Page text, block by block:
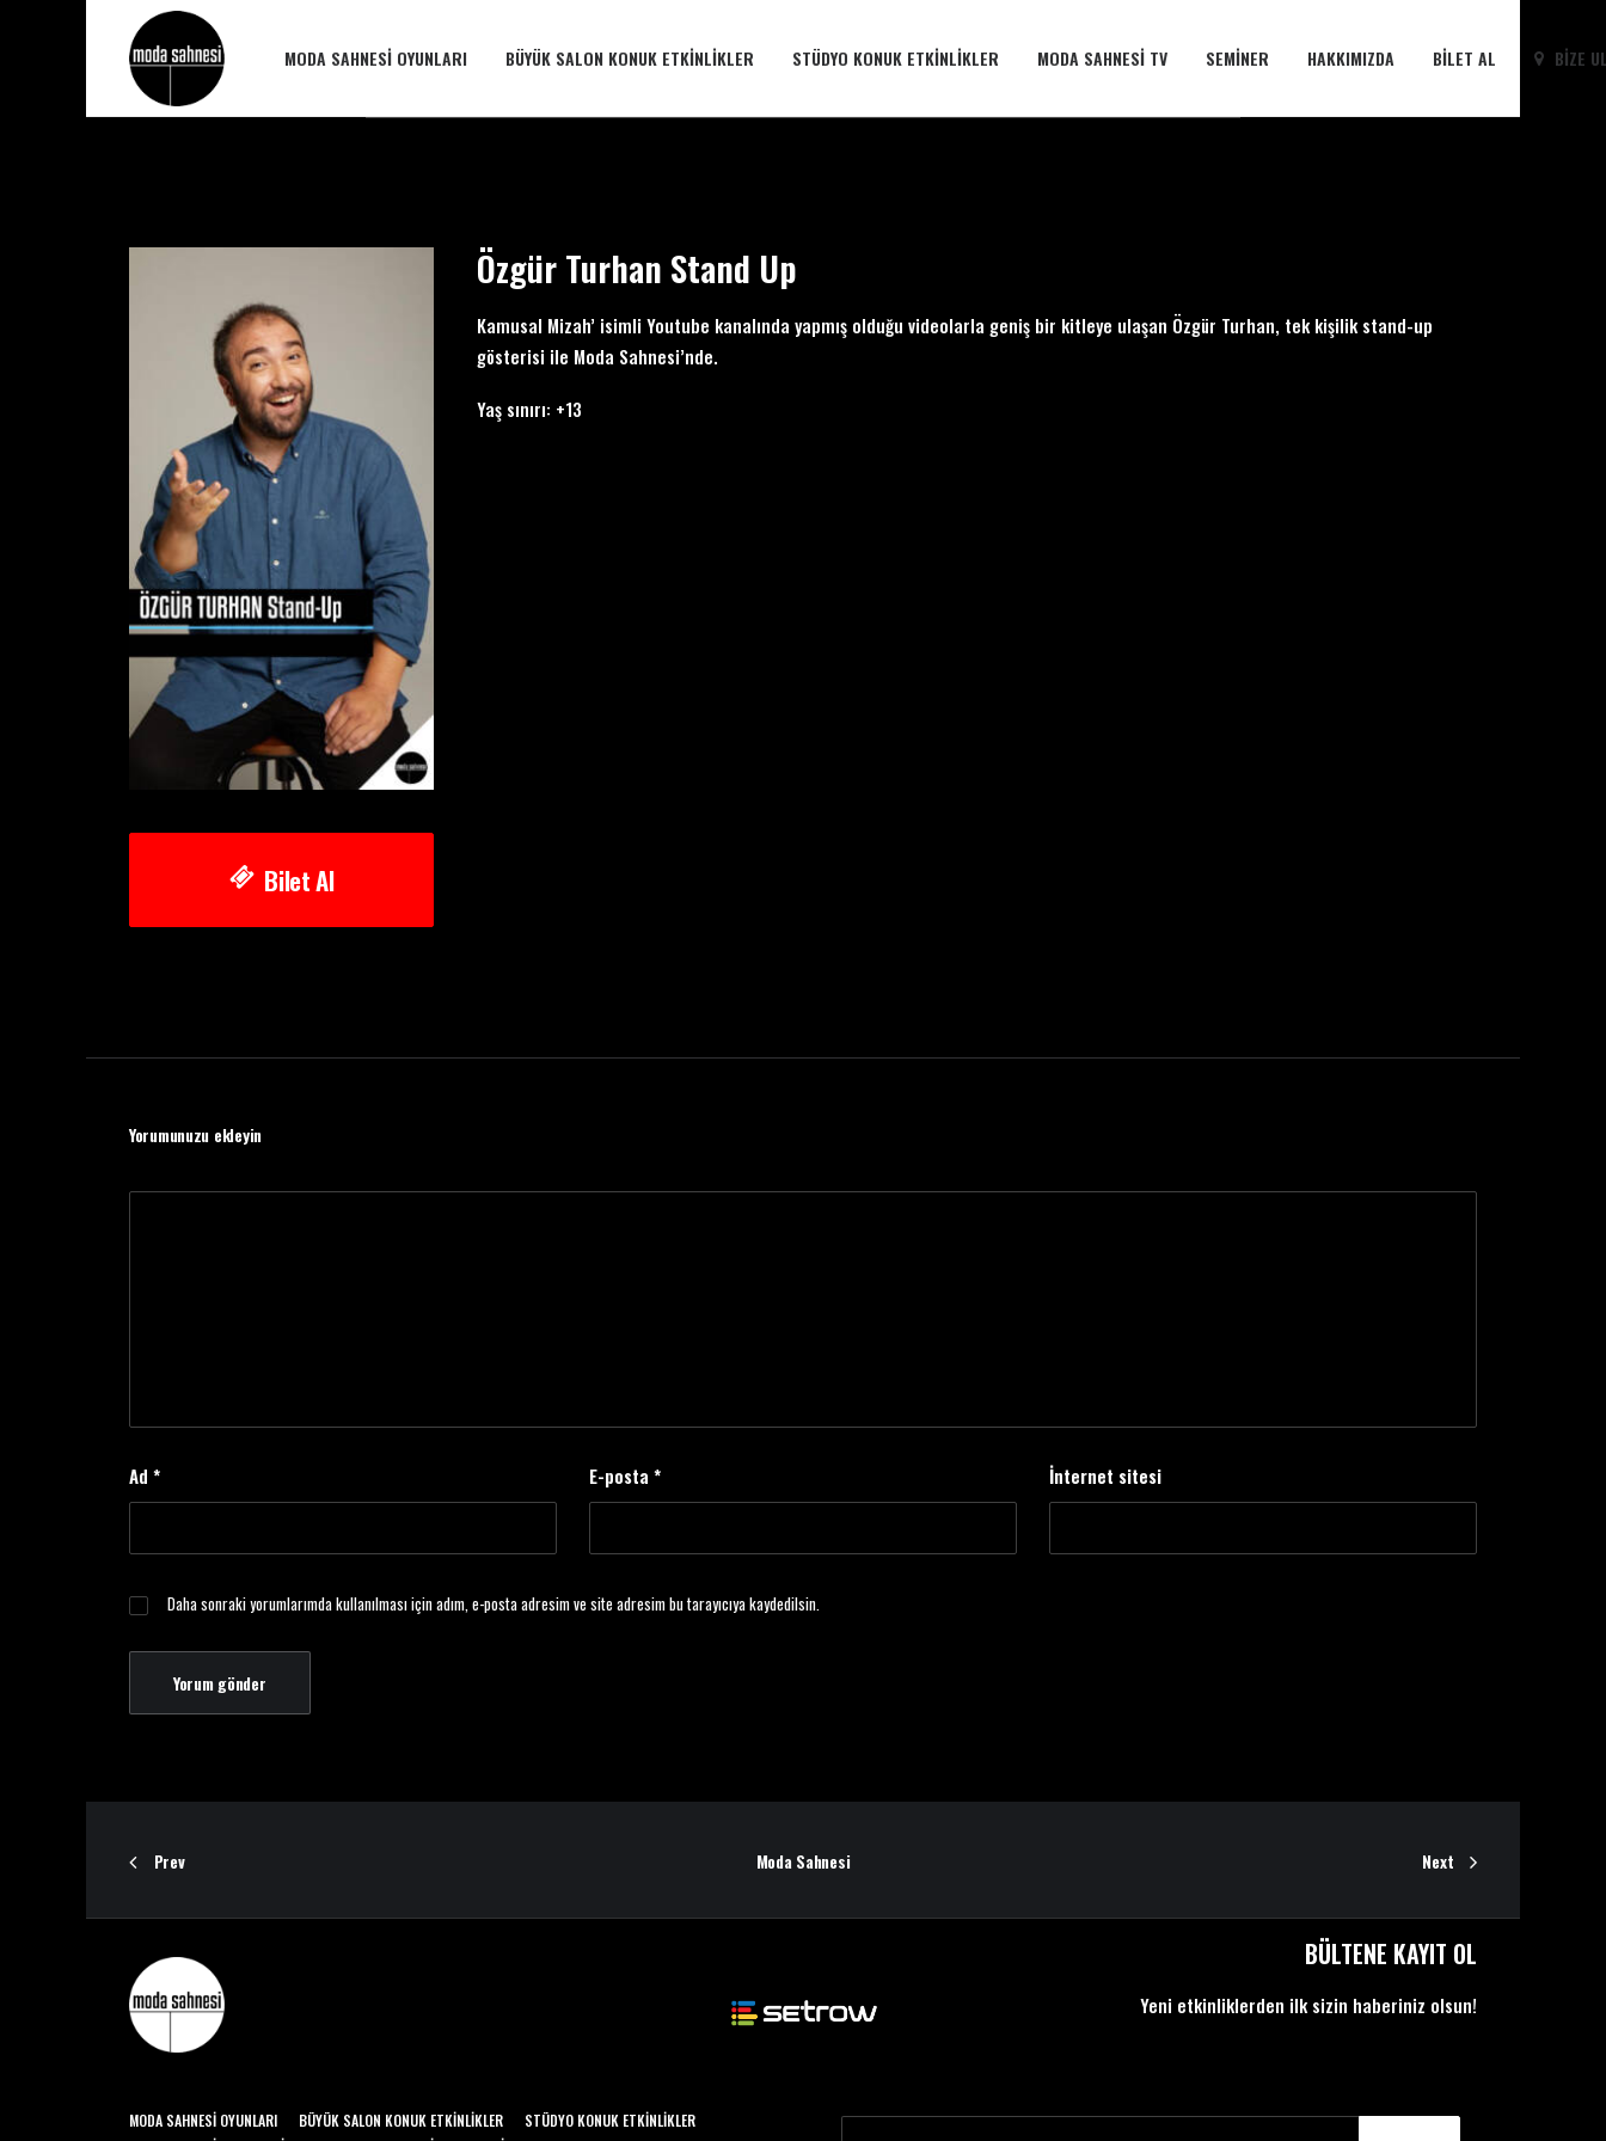
MODA SAHNESI OYUNLARI BÜYÜK SALON KONUK ETKINLIKLER STÜDYO KONUK ETKINLIKLER MODA SAHNESI TV SEMINER HAKKIMIZDA BILET AL BIZE
Bilet Al
Özgür Turhan Stand Up
Kamusal Mizah’ isimli Youtube kanalında yapmış olduğu videolarla geniş bir kitleye ulaşan Özgür Turhan, tek kişilik stand-up
gösterisi ile Moda Sahnesi’nde.
Yaş sınırı: +13
Yorumunuzu ekleyin
Ad * E-posta * İnternet sitesi
Daha sonraki yorumlarımda kullanılması için adım, e-posta adresim ve site adresim bu tarayıcıya kaydedilsin.
Prev Moda Sahnesi Next
BÜLTENE KAYIT OL
Yeni etkinliklerden ilk sizin haberiniz olsun!
MODA SAHNESI OYUNLARI BÜYÜK SALON KONUK ETKINLIKLER
STÜDYO KONUK ETKINLIKLER